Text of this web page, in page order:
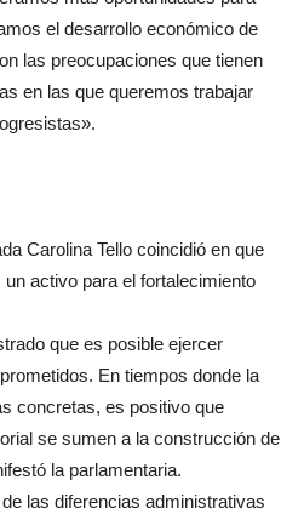
el desarrollo económico de
las preocupaciones que tienen
en las que queremos trabajar
Carolina Tello coincidió en que
activo para el fortalecimiento
que es posible ejercer
En tiempos donde la
concretas, es positivo que
se sumen a la construcción de
la parlamentaria.
las diferencias administrativas